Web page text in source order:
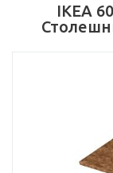
IKEA